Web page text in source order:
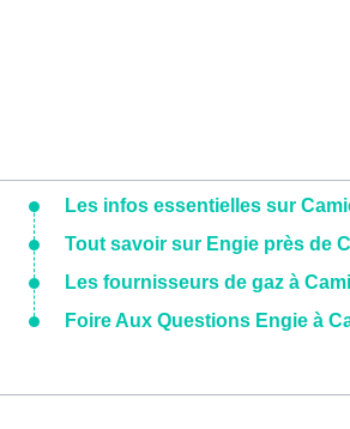
Les infos essentielles sur
Tout savoir sur Engie près de
Les fournisseurs de gaz à
Foire Aux Questions Engie à